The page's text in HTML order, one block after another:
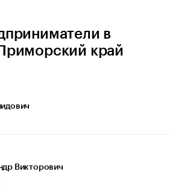
в
край
Викторович